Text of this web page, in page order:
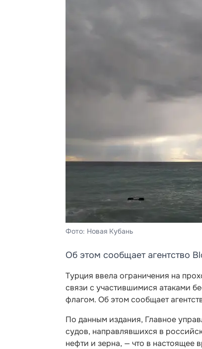
Фото: Новая Кубань
Об этом сообщает агентство
Турция ввела ограничения на
связи с участившимися атаками
флагом. Об этом сообщает
По данным издания, Главное
судов, направлявшихся в
нефти и зерна, — что в настоящее